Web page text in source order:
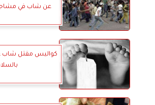
عن شاب في
كواليس مقتل شاب